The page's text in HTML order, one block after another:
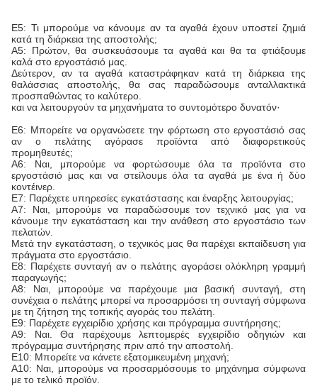
Ε5: Τι μπορούμε να κάνουμε αν τα αγαθά έχουν υποστεί ζημιά
κατά τη διάρκεια της αποστολής;
Α5: Πρώτον, θα συσκευάσουμε τα αγαθά και θα τα φτιάξουμε
καλά στο εργοστάσιό μας.
Δεύτερον, αν τα αγαθά καταστράφηκαν κατά τη διάρκεια της
θαλάσσιας αποστολής, θα σας παραδώσουμε ανταλλακτικά
προσπαθώντας το καλύτερο.
και να λειτουργούν τα μηχανήματα το συντομότερο δυνατόν·
Ε6: Μπορείτε να οργανώσετε την φόρτωση στο εργοστάσιό σας
αν ο πελάτης αγόρασε προϊόντα από διαφορετικούς
προμηθευτές;
Α6: Ναι, μπορούμε να φορτώσουμε όλα τα προϊόντα στο
εργοστάσιό μας και να στείλουμε όλα τα αγαθά με ένα ή δύο
κοντέινερ.
Ε7: Παρέχετε υπηρεσίες εγκατάστασης και έναρξης λειτουργίας;
Α7: Ναι, μπορούμε να παραδώσουμε τον τεχνικό μας για να
κάνουμε την εγκατάσταση και την ανάθεση στο εργοστάσιο των
πελατών.
Μετά την εγκατάσταση, ο τεχνικός μας θα παρέχει εκπαίδευση για
πράγματα στο εργοστάσιο.
Ε8: Παρέχετε συνταγή αν ο πελάτης αγοράσει ολόκληρη γραμμή
παραγωγής;
Α8: Ναι, μπορούμε να παρέχουμε μια βασική συνταγή, στη
συνέχεια ο πελάτης μπορεί να προσαρμόσει τη συνταγή σύμφωνα
με τη ζήτηση της τοπικής αγοράς του πελάτη.
Ε9: Παρέχετε εγχειρίδιο χρήσης και πρόγραμμα συντήρησης;
Α9: Ναι. Θα παρέχουμε λεπτομερές εγχειρίδιο οδηγιών και
πρόγραμμα συντήρησης πριν από την αποστολή.
Ε10: Μπορείτε να κάνετε εξατομικευμένη μηχανή;
Α10: Ναι, μπορούμε να προσαρμόσουμε το μηχάνημα σύμφωνα
με το τελικό προϊόν.